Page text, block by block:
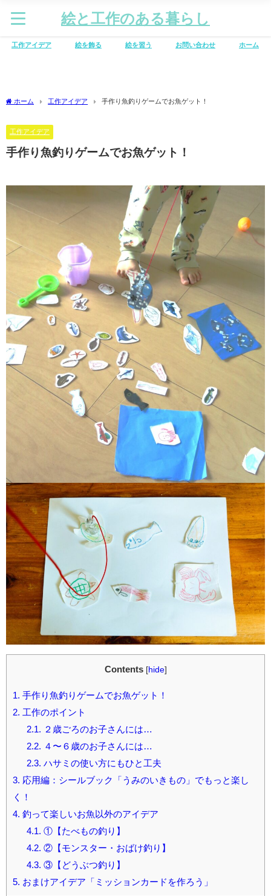
絵と工作のある暮らし
工作アイデア 絵を飾る 絵を習う お問い合わせ ホーム
ホーム 工作アイデア 手作り魚釣りゲームでお魚ゲット！
工作アイデア
手作り魚釣りゲームでお魚ゲット！
Contents [hide]
1. 手作り魚釣りゲームでお魚ゲット！
2. 工作のポイント
2.1. ２歳ごろのお子さんには…
2.2. ４〜６歳のお子さんには…
2.3. ハサミの使い方にもひと工夫
3. 応用編：シールブック「うみのいきもの」でもっと楽し
く！
4. 釣って楽しいお魚以外のアイデア
4.1. ①【たべもの釣り】
4.2. ②【モンスター・おばけ釣り】
4.3. ③【どうぶつ釣り】
5. おまけアイデア「ミッションカードを作ろう」